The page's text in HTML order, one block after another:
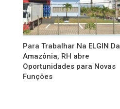
Para Trabalhar Na ELGIN Da
Amazônia, RH abre
Oportunidades para Novas
Funções